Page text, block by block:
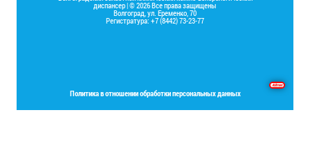
диспансер | © 2026 Все права защищены
Волгоград, ул. Еременко, 70
Регистратура: +7 (8442) 73-23-77
Политика в отношении обработки персональных данных